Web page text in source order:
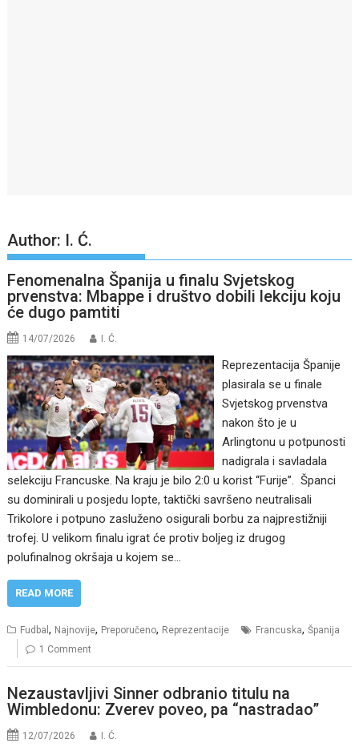
Author: I. Ć.
Fenomenalna Španija u finalu Svjetskog
prvenstva: Mbappe i društvo dobili lekciju koju
će dugo pamtiti
14/07/2026 I. Ć.
Reprezentacija Španije
plasirala se u finale
Svjetskog prvenstva
nakon što je u
Arlingtonu u potpunosti
nadigrala i savladala
selekciju Francuske. Na kraju je bilo 2:0 u korist “Furije”. Španci
su dominirali u posjedu lopte, taktički savršeno neutralisali
Trikolore i potpuno zasluženo osigurali borbu za najprestižniji
trofej. U velikom finalu igrat će protiv boljeg iz drugog
polufinalnog okršaja u kojem se…
READ MORE
Fudbal, Najnovije, Preporučeno, Reprezentacije Francuska,Španija
1 Comment
Nezaustavljivi Sinner odbranio titulu na
Wimbledonu: Zverev poveo, pa “nastradao”
12/07/2026 I. Ć.